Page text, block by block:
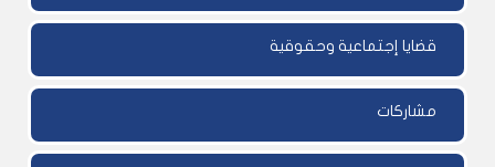
قضايا إجتماعية وحقوقية
مشاركات